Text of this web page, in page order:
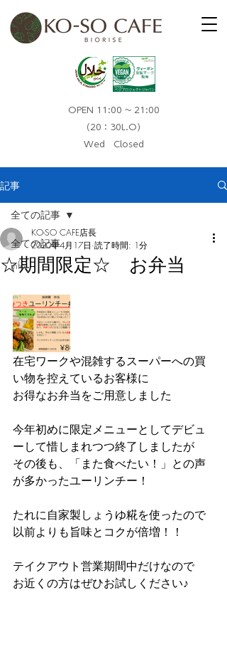
OPEN 11:00 ~ 21:00
（20：30L.O）​
Wed Closed
記事
全ての記事
info
全ての記事
☆期間限定☆ お弁当
KO-SO CAFE店長
2020年4月17日 読了時間: 1分
在宅ワークや混雑するスーパーへの買
い物を控えているお客様に
お得なお弁当をご用意しました
今年初めに限定メニューとしてデビュ
ーして惜しまれつつ終了しましたが
その後も、「また食べたい！」との声
が多かったユーリンチー！
たれに自家製しょうゆ糀を使ったので
以前よりも旨味とコクが倍増！！
テイクアウト営業期間中だけなので
お近くの方はぜひお試しください♪